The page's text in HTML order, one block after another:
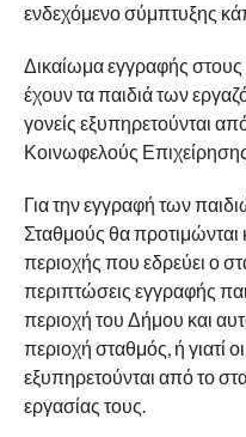
ενδεχόμενο σύμπτυξης
Δικαίωμα εγγραφής
έχουν τα παιδιά των
γονείς εξυπηρετούνται
Κοινωφελούς
Για την εγγραφή των
Σταθμούς θα προτιμώνται
περιοχής που εδρεύει ο
περιπτώσεις εγγραφής
περιοχή του Δήμου και
περιοχή σταθμός, ή γιατί
εξυπηρετούνται από το
εργασίας τους.